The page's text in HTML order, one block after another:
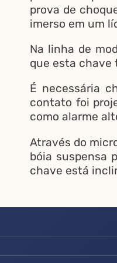
prova de
imerso em um
Na linha de
que esta chave
É necessária
contato foi
como alarme
Através do
bóia suspensa
chave está